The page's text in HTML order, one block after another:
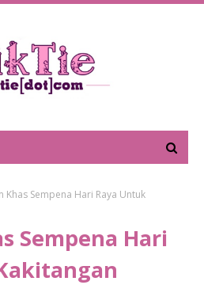
Khas Sempena Hari Raya Untuk
Sempena Hari